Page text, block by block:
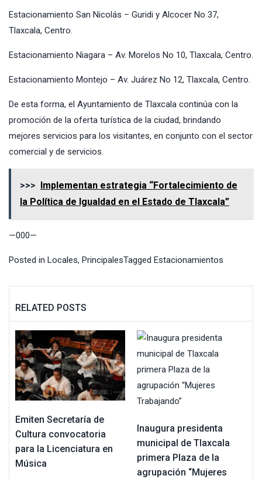
Estacionamiento San Nicolás – Guridi y Alcocer No 37,
Tlaxcala, Centro.
Estacionamiento Niagara – Av. Morelos No 10, Tlaxcala, Centro.
Estacionamiento Montejo – Av. Juárez No 12, Tlaxcala, Centro.
De esta forma, el Ayuntamiento de Tlaxcala continúa con la
promoción de la oferta turística de la ciudad, brindando
mejores servicios para los visitantes, en conjunto con el sector
comercial y de servicios.
>>>
Implementan estrategia “Fortalecimiento de
la Política de Igualdad en el Estado de Tlaxcala”
—000—
Posted in Locales, PrincipalesTagged Estacionamientos
RELATED POSTS
Emiten Secretaría de
Cultura convocatoria
para la Licenciatura en
Música
Inaugura presidenta
municipal de Tlaxcala
primera Plaza de la
agrupación “Mujeres